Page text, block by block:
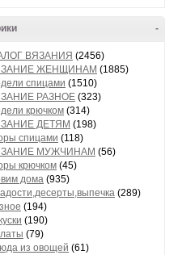
-
ВЯЗАНИЯ (2456)
ЖЕНЩИНАМ (1885)
спицами (1510)
РАЗНОЕ (323)
крючком (314)
ДЕТЯМ (198)
спицами (118)
МУЖЧИНАМ (56)
крючком (45)
дома (935)
(289)
(194)
(190)
(79)
из овощей (61)